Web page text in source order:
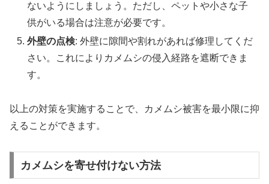
ないようにしましょう。ただし、ペットや小さな子
供がいる場合は注意が必要です。
外壁の点検: 外壁に隙間や割れがあれば修理してくだ
さい。これによりカメムシの侵入経路を遮断できま
す。
以上の対策を実施することで、カメムシ被害を最小限に抑
えることができます。
カメムシを寄せ付けない方法